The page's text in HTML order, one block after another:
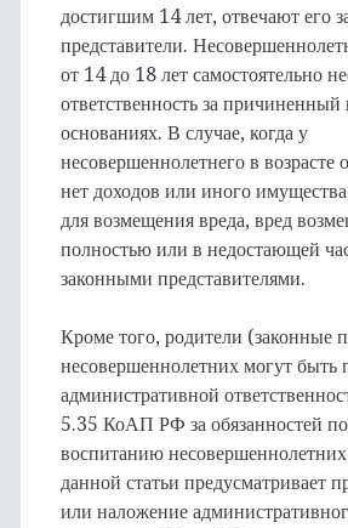
достигшим 14 лет, отвечают его
представители.
от 14 до 18 лет самостоятельно
ответственность за
основаниях. В случае, когда у
несовершеннолетнего в возрасте
нет доходов или иного
для возмещения вреда, вред
полностью или в недостающей
законными представителями.
Кроме того, родители (законные
несовершеннолетних могут быть
административной
5.35 КоАП РФ за обязанностей
воспитанию
данной статьи предусматривает
или наложение